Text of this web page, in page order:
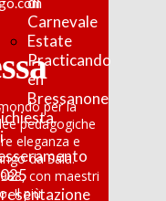
per la
pedagogiche
eleganza e
da Sala.
con maestri
Il più
Carnevale
Estate
Practicando
en
Bressanone